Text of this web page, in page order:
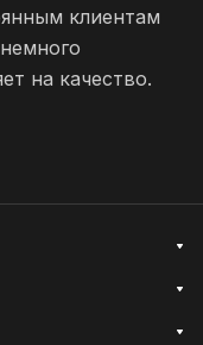
клиентам
на качество.